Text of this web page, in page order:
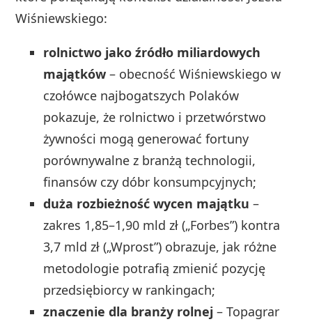
Wiśniewskiego:
rolnictwo jako źródło miliardowych
majątków – obecność Wiśniewskiego w
czołówce najbogatszych Polaków
pokazuje, że rolnictwo i przetwórstwo
żywności mogą generować fortuny
porównywalne z branżą technologii,
finansów czy dóbr konsumpcyjnych;
duża rozbieżność wycen majątku –
zakres 1,85–1,90 mld zł („Forbes”) kontra
3,7 mld zł („Wprost”) obrazuje, jak różne
metodologie potrafią zmienić pozycję
przedsiębiorcy w rankingach;
znaczenie dla branży rolnej – Topagrar